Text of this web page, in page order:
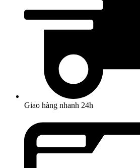
Giao hàng nhanh 24h